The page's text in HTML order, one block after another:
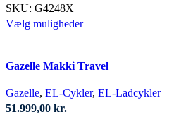
SKU: G4248X
Vælg mulighederDette
flere
Mulighederne
Gazelle Makki Travel
Gazelle, EL-Cykler, EL-Ladcykler
51.999,00 kr.